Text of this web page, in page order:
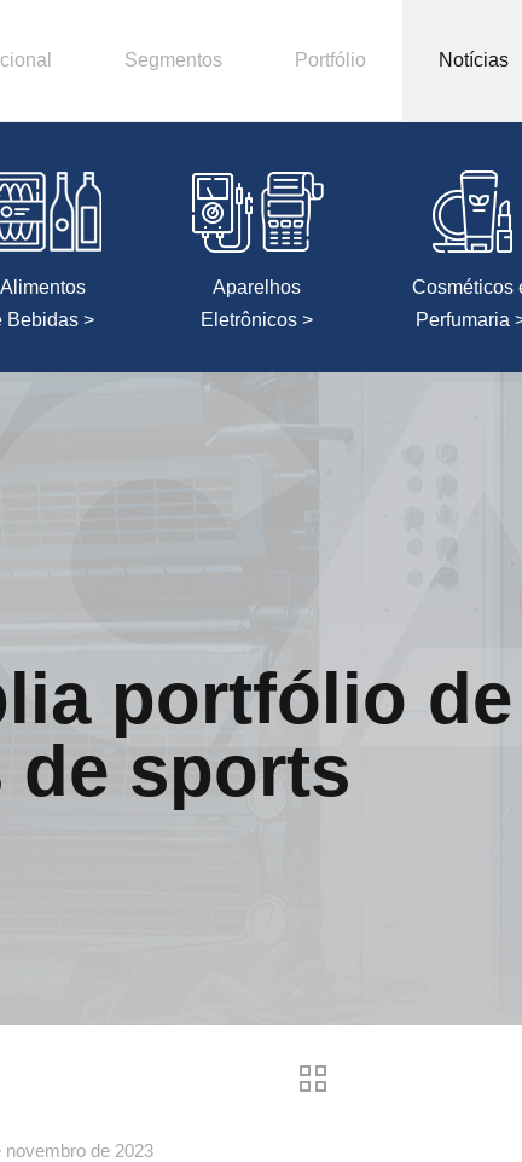
Segmentos Portfólio Notícias
Alimentos
Bebidas >
Aparelhos
Eletrônicos >
Cosméticos
Perfumaria
portfólio de
sports
novembro de 2023